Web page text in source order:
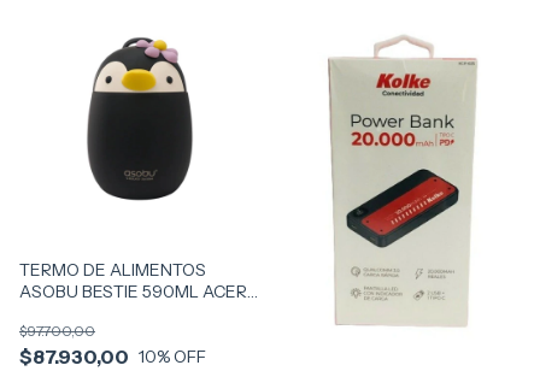
TERMO DE ALIMENTOS
ASOBU BESTIE 590ML ACERO
$87.930,00
$97.700,00
10% OFF